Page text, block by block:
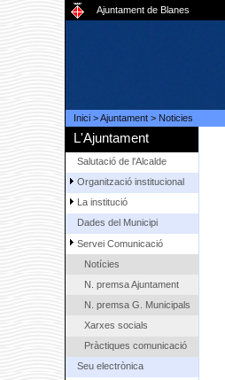
Ajuntament de Blanes
Inici>Ajuntament> Noticies
L'Ajuntament
Salutació de l'Alcalde
Organització institucional
La institució
Dades del Municipi
Servei Comunicació
Notícies
N. premsa Ajuntament
N. premsa G. Municipals
Xarxes socials
Pràctiques comunicació
Seu electrònica